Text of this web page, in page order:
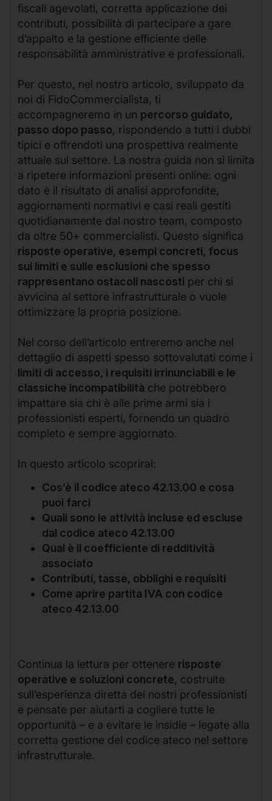
fiscali agevolati, corretta applicazione dei
contributi, possibilità di partecipare a gare
d’appalto e la gestione efficiente delle
responsabilità amministrative e professionali.
Per questo, nel nostro articolo, sviluppato da
noi di FidoCommercialista, ti
accompagneremo in un percorso guidato,
passo dopo passo, rispondendo a tutti i dubbi
tipici e offrendoti una prospettiva realmente
attuale sul settore. La nostra guida non si limita
a ripetere informazioni presenti online: ogni
dato è il risultato di analisi approfondite,
aggiornamenti normativi e casi reali gestiti
quotidianamente dal nostro team, composto
da oltre 50+ commercialisti. Questo significa
risposte operative, esempi concreti, focus
sui limiti e sulle esclusioni che spesso
rappresentano ostacoli nascosti per chi si
avvicina al settore infrastrutturale o vuole
ottimizzare la propria posizione.
Nel corso dell’articolo entreremo anche nel
dettaglio di aspetti spesso sottovalutati come i
limiti di accesso, i requisiti irrinunciabili e le
classiche incompatibilità che potrebbero
impattare sia chi è alle prime armi sia i
professionisti esperti, fornendo un quadro
completo e sempre aggiornato.
In questo articolo scoprirai:
Cos’è il codice ateco 42.13.00 e cosa
puoi farci
Quali sono le attività incluse ed escluse
dal codice ateco 42.13.00
Qual è il coefficiente di redditività
associato
Contributi, tasse, obblighi e requisiti
Come aprire partita IVA con codice
ateco 42.13.00
Continua la lettura per ottenere risposte
operative e soluzioni concrete, costruite
sull’esperienza diretta dei nostri professionisti
e pensate per aiutarti a cogliere tutte le
opportunità – e a evitare le insidie – legate alla
corretta gestione del codice ateco nel settore
infrastrutturale.